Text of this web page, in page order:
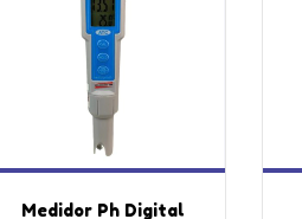
Medidor Ph Digital